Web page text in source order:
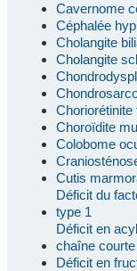
Cavernome
Céphalée
Cholangite
Cholangite
Choroïdite
Colobome
Cutis
Déficit du
type 1
Déficit en
chaîne courte
Déficit en